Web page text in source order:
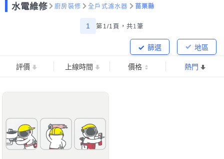
水電維修 廚房裝修 全戶式濾水器 苗栗縣
1 第1/1頁， 共1筆
地區
篩選
評價 上線時間 價格 熱門